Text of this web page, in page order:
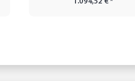
1.094,52 €*